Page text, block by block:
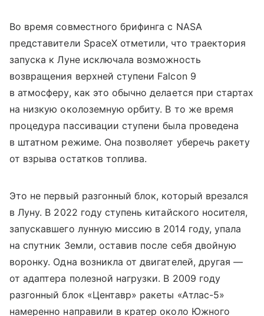
Во время совместного брифинга с NASA
представители SpaceX отметили, что траектория
запуска к Луне исключала возможность
возвращения верхней ступени Falcon 9
в атмосферу, как это обычно делается при стартах
на низкую околоземную орбиту. В то же время
процедура пассивации ступени была проведена
в штатном режиме. Она позволяет уберечь ракету
от взрыва остатков топлива.
Это не первый разгонный блок, который врезался
в Луну. В 2022 году ступень китайского носителя,
запускавшего лунную миссию в 2014 году, упала
на спутник Земли, оставив после себя двойную
воронку. Одна возникла от двигателей, другая —
от адаптера полезной нагрузки. В 2009 году
разгонный блок «Центавр» ракеты «Атлас-5»
намеренно направили в кратер около Южного